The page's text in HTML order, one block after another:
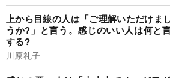
上から目線の人は「ご理解いただけま
うか?」と言う。感じのいい人は何と
する?
川原礼子